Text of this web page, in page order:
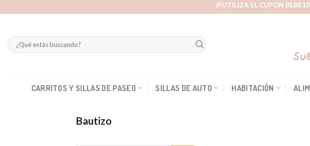
🎉UTILIZA EL CUPÓN
Buscar
por:
CARRITOS Y SILLAS DE PASEO SILLAS DE AUTO HABITACIÓN
Bautizo